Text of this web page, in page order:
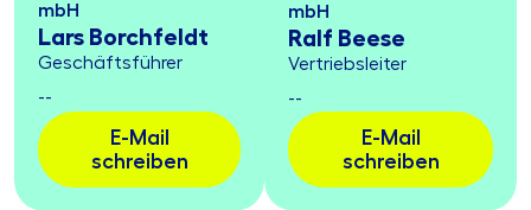
mbH
Lars Borchfeldt
Geschäftsführer
--
E-Mail
schreiben
mbH
Ralf Beese
Vertriebsleiter
--
E-Mail
schreiben